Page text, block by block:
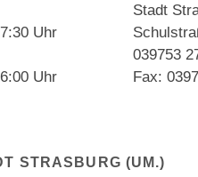
Uhr
Uhr
Stadt
039753
Fax:
STRASBURG (UM.)